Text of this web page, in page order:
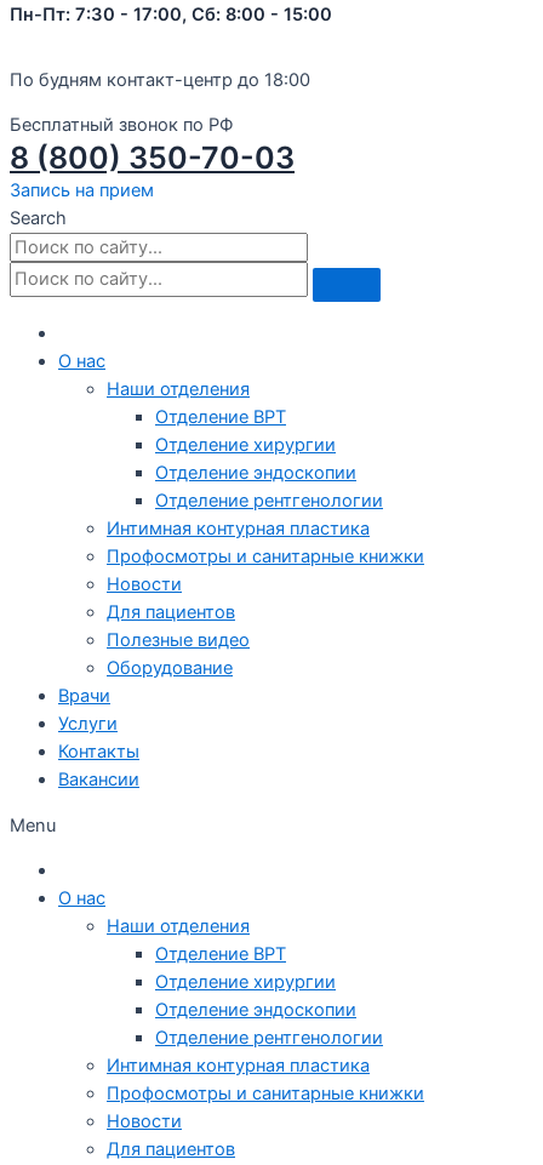
Пн-Пт: 7:30 - 17:00, Сб: 8:00 - 15:00
По будням контакт-центр до 18:00
Бесплатный звонок по РФ
8 (800) 350-70-03
Запись на прием
Search
О нас
Наши отделения
Отделение ВРТ
Отделение хирургии
Отделение эндоскопии
Отделение рентгенологии
Интимная контурная пластика
Профосмотры и санитарные книжки
Новости
Для пациентов
Полезные видео
Оборудование
Врачи
Услуги
Контакты
Вакансии
Menu
О нас
Наши отделения
Отделение ВРТ
Отделение хирургии
Отделение эндоскопии
Отделение рентгенологии
Интимная контурная пластика
Профосмотры и санитарные книжки
Новости
Для пациентов